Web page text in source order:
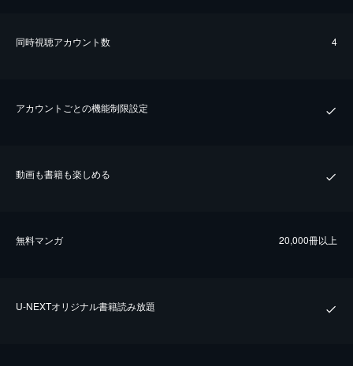
同時視聴アカウント数 4
アカウントごとの機能制限設定
動画も書籍も楽しめる
無料マンガ 20,000冊以上
U-NEXTオリジナル書籍読み放題